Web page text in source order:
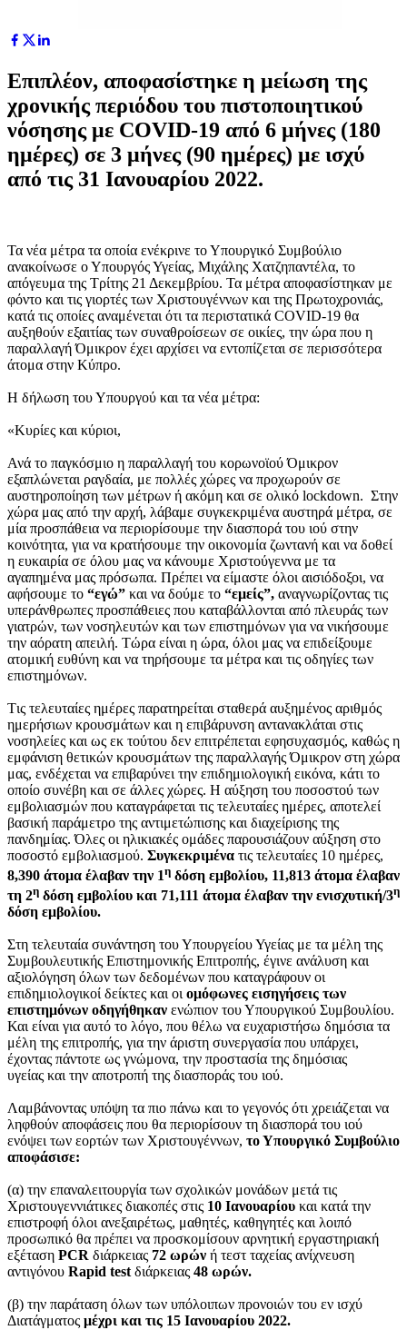
Επιπλέον, αποφασίστηκε η μείωση της
χρονικής περιόδου του πιστοποιητικού
νόσησης με COVID-19 από 6 μήνες (180
ημέρες) σε 3 μήνες (90 ημέρες) με ισχύ
από τις 31 Ιανουαρίου 2022.
Τα νέα μέτρα τα οποία ενέκρινε το Υπουργικό Συμβούλιο
ανακοίνωσε ο Υπουργός Υγείας, Μιχάλης Χατζηπαντέλα, το
απόγευμα της Τρίτης 21 Δεκεμβρίου. Τα μέτρα αποφασίστηκαν με
φόντο και τις γιορτές των Χριστουγέννων και της Πρωτοχρονιάς,
κατά τις οποίες αναμένεται ότι τα περιστατικά COVID-19 θα
αυξηθούν εξαιτίας των συναθροίσεων σε οικίες, την ώρα που η
παραλλαγή Όμικρον έχει αρχίσει να εντοπίζεται σε περισσότερα
άτομα στην Κύπρο.
Η δήλωση του Υπουργού και τα νέα μέτρα:
«Κυρίες και κύριοι,
Ανά το παγκόσμιο η παραλλαγή του κορωνοϊού Όμικρον
εξαπλώνεται ραγδαία, με πολλές χώρες να προχωρούν σε
αυστηροποίηση των μέτρων ή ακόμη και σε ολικό lockdown. Στην
χώρα μας από την αρχή, λάβαμε συγκεκριμένα αυστηρά μέτρα, σε
μία προσπάθεια να περιορίσουμε την διασπορά του ιού στην
κοινότητα, για να κρατήσουμε την οικονομία ζωντανή και να δοθεί
η ευκαιρία σε όλου μας να κάνουμε Χριστούγεννα με τα
αγαπημένα μας πρόσωπα. Πρέπει να είμαστε όλοι αισιόδοξοι, να
αφήσουμε το “εγώ” και να δούμε το “εμείς”, αναγνωρίζοντας τις
υπεράνθρωπες προσπάθειες που καταβάλλονται από πλευράς των
γιατρών, των νοσηλευτών και των επιστημόνων για να νικήσουμε
την αόρατη απειλή. Τώρα είναι η ώρα, όλοι μας να επιδείξουμε
ατομική ευθύνη και να τηρήσουμε τα μέτρα και τις οδηγίες των
επιστημόνων.
Tις τελευταίες ημέρες παρατηρείται σταθερά αυξημένος αριθμός
ημερήσιων κρουσμάτων και η επιβάρυνση αντανακλάται στις
νοσηλείες και ως εκ τούτου δεν επιτρέπεται εφησυχασμός, καθώς η
εμφάνιση θετικών κρουσμάτων της παραλλαγής Όμικρον στη χώρα
μας, ενδέχεται να επιβαρύνει την επιδημιολογική εικόνα, κάτι το
οποίο συνέβη και σε άλλες χώρες. Η αύξηση του ποσοστού των
εμβολιασμών που καταγράφεται τις τελευταίες ημέρες, αποτελεί
βασική παράμετρο της αντιμετώπισης και διαχείρισης της
πανδημίας. Όλες οι ηλικιακές ομάδες παρουσιάζουν αύξηση στο
ποσοστό εμβολιασμού. Συγκεκριμένα τις τελευταίες 10 ημέρες,
8,390 άτομα έλαβαν την 1η δόση εμβολίου, 11,813 άτομα έλαβαν
τη 2η δόση εμβολίου και 71,111 άτομα έλαβαν την ενισχυτική/3η
δόση εμβολίου.
Στη τελευταία συνάντηση του Υπουργείου Υγείας με τα μέλη της
Συμβουλευτικής Επιστημονικής Επιτροπής, έγινε ανάλυση και
αξιολόγηση όλων των δεδομένων που καταγράφουν οι
επιδημιολογικοί δείκτες και οι ομόφωνες εισηγήσεις των
επιστημόνων οδηγήθηκαν ενώπιον του Υπουργικού Συμβουλίου.
Και είναι για αυτό το λόγο, που θέλω να ευχαριστήσω δημόσια τα
μέλη της επιτροπής, για την άριστη συνεργασία που υπάρχει,
έχοντας πάντοτε ως γνώμονα, την προστασία της δημόσιας
υγείας και την αποτροπή της διασποράς του ιού.
Λαμβάνοντας υπόψη τα πιο πάνω και το γεγονός ότι χρειάζεται να
ληφθούν αποφάσεις που θα περιορίσουν τη διασπορά του ιού
ενόψει των εορτών των Χριστουγέννων, το Υπουργικό Συμβούλιο
αποφάσισε:
(α) την επαναλειτουργία των σχολικών μονάδων μετά τις
Χριστουγεννιάτικες διακοπές στις 10 Ιανουαρίου και κατά την
επιστροφή όλοι ανεξαιρέτως, μαθητές, καθηγητές και λοιπό
προσωπικό θα πρέπει να προσκομίσουν αρνητική εργαστηριακή
εξέταση PCR διάρκειας 72 ωρών ή τεστ ταχείας ανίχνευση
αντιγόνου Rapid test διάρκειας 48 ωρών.
(β) την παράταση όλων των υπόλοιπων προνοιών του εν ισχύ
Διατάγματος μέχρι και τις 15 Ιανουαρίου 2022.